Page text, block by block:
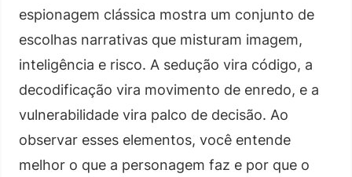
espionagem clássica mostra um conjunto de
escolhas narrativas que misturam imagem,
inteligência e risco. A sedução vira código, a
decodificação vira movimento de enredo, e a
vulnerabilidade vira palco de decisão. Ao
observar esses elementos, você entende
melhor o que a personagem faz e por que o